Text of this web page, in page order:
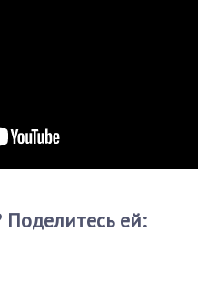
Поделитесь ей: